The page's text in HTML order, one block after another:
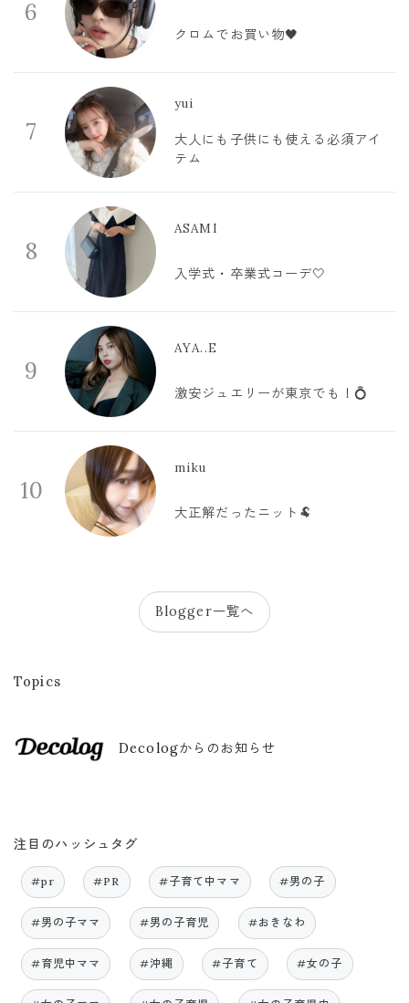
6
クロムでお買い物🖤
7
yui
大人にも子供にも使える必須アイ
テム
8
ASAMI
入学式・卒業式コーデ🤍
9
AYA..E
激安ジュエリーが東京でも！💍
10
miku
大正解だったニット🐏
Blogger一覧へ
Topics
Decologからのお知らせ
注目のハッシュタグ
#pr #PR #子育て中ママ #男の子
#男の子ママ #男の子育児 #おきなわ
#育児中ママ #沖縄 #子育て #女の子